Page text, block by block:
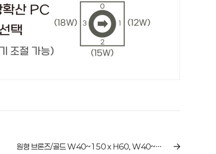
원형 브론즈/골드 W40~150 x H60, W40~150 x H80